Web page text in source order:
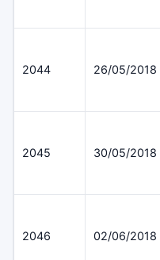
2044 26/05/2018
2045 30/05/2018
2046 02/06/2018